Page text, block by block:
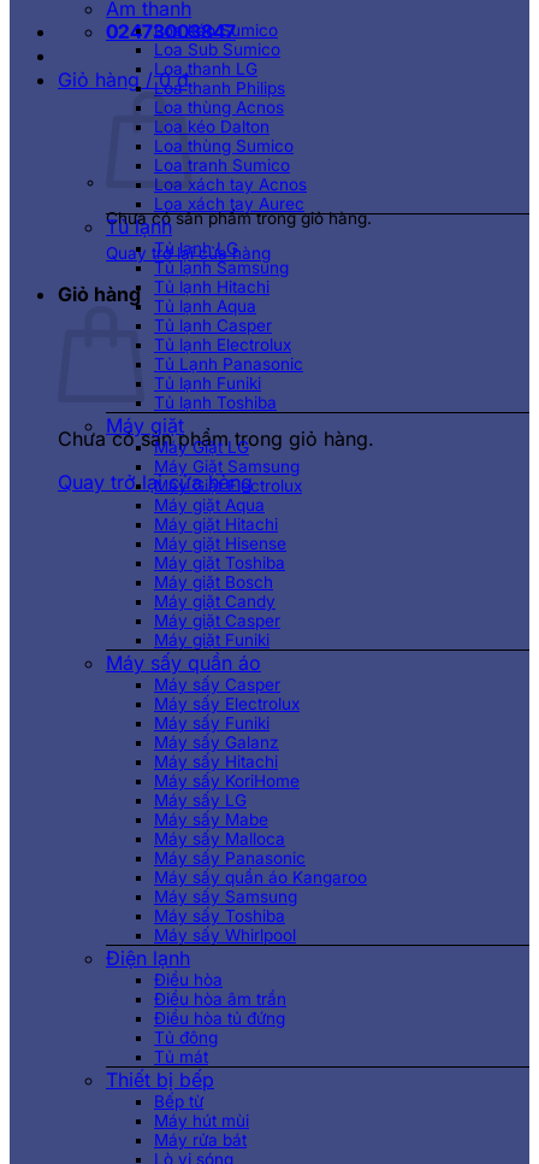
02473003847
Giỏ hàng /0₫
Chưa có sản phẩm trong giỏ hàng.
Quay trở lại cửa hàng
Giỏ hàng
Chưa có sản phẩm trong giỏ hàng.
Quay trở lại cửa hàng
Âm thanh
Loa kéo Sumico
Loa Sub Sumico
Loa thanh LG
Loa thanh Philips
Loa thùng Acnos
Loa kéo Dalton
Loa thùng Sumico
Loa tranh Sumico
Loa xách tay Acnos
Loa xách tay Aurec
Tủ lạnh
Tủ lạnh LG
Tủ lạnh Samsung
Tủ lạnh Hitachi
Tủ lạnh Aqua
Tủ lạnh Casper
Tủ lạnh Electrolux
Tủ Lạnh Panasonic
Tủ lạnh Funiki
Tủ lạnh Toshiba
Máy giặt
Máy Giặt LG
Máy Giặt Samsung
Máy Giặt Electrolux
Máy giặt Aqua
Máy giặt Hitachi
Máy giặt Hisense
Máy giặt Toshiba
Máy giặt Bosch
Máy giặt Candy
Máy giặt Casper
Máy giặt Funiki
Máy sấy quần áo
Máy sấy Casper
Máy sấy Electrolux
Máy sấy Funiki
Máy sấy Galanz
Máy sấy Hitachi
Máy sấy KoriHome
Máy sấy LG
Máy sấy Mabe
Máy sấy Malloca
Máy sấy Panasonic
Máy sấy quần áo Kangaroo
Máy sấy Samsung
Máy sấy Toshiba
Máy sấy Whirlpool
Điện lạnh
Điều hòa
Điều hòa âm trần
Điều hòa tủ đứng
Tủ đông
Tủ mát
Thiết bị bếp
Bếp từ
Máy hút mùi
Máy rửa bát
Lò vi sóng